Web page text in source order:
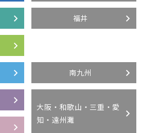
福井
南九州
大阪・和歌山・三重・愛
知・遠州灘